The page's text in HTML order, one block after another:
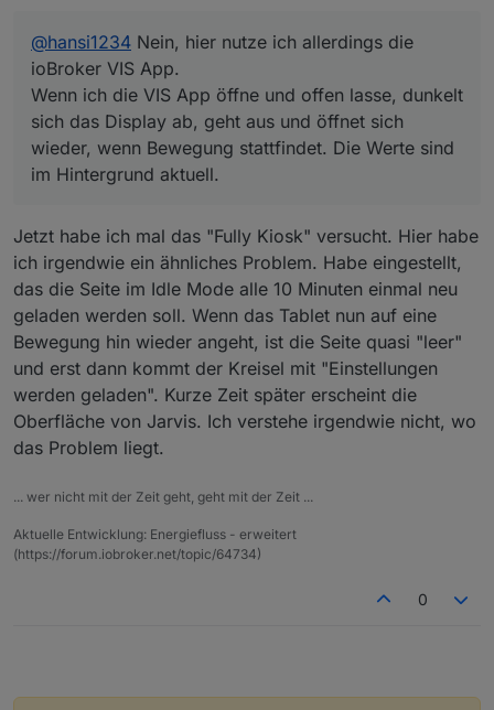
@hansi1234 Nein, hier nutze ich allerdings die
ioBroker VIS App.
Wenn ich die VIS App öffne und offen lasse, dunkelt
sich das Display ab, geht aus und öffnet sich
wieder, wenn Bewegung stattfindet. Die Werte sind
im Hintergrund aktuell.
Jetzt habe ich mal das "Fully Kiosk" versucht. Hier habe
ich irgendwie ein ähnliches Problem. Habe eingestellt,
das die Seite im Idle Mode alle 10 Minuten einmal neu
geladen werden soll. Wenn das Tablet nun auf eine
Bewegung hin wieder angeht, ist die Seite quasi "leer"
und erst dann kommt der Kreisel mit "Einstellungen
werden geladen". Kurze Zeit später erscheint die
Oberfläche von Jarvis. Ich verstehe irgendwie nicht, wo
das Problem liegt.
... wer nicht mit der Zeit geht, geht mit der Zeit ...
Aktuelle Entwicklung: Energiefluss - erweitert
(https://forum.iobroker.net/topic/64734)
0